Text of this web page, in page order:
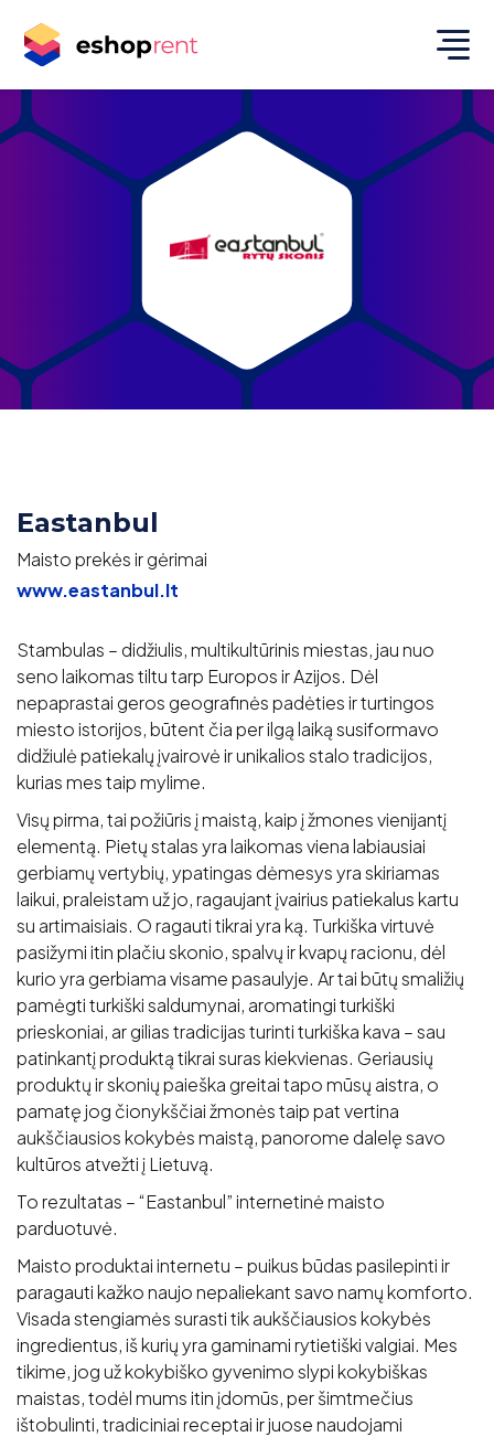
Eastanbul
Maisto prekės ir gėrimai
www.eastanbul.lt
Stambulas – didžiulis, multikultūrinis miestas, jau nuo
seno laikomas tiltu tarp Europos ir Azijos. Dėl
nepaprastai geros geografinės padėties ir turtingos
miesto istorijos, būtent čia per ilgą laiką susiformavo
didžiulė patiekalų įvairovė ir unikalios stalo tradicijos,
kurias mes taip mylime.
Visų pirma, tai požiūris į maistą, kaip į žmones vienijantį
elementą. Pietų stalas yra laikomas viena labiausiai
gerbiamų vertybių, ypatingas dėmesys yra skiriamas
laikui, praleistam už jo, ragaujant įvairius patiekalus kartu
su artimaisiais. O ragauti tikrai yra ką. Turkiška virtuvė
pasižymi itin plačiu skonio, spalvų ir kvapų racionu, dėl
kurio yra gerbiama visame pasaulyje. Ar tai būtų smaližių
pamėgti turkiški saldumynai, aromatingi turkiški
prieskoniai, ar gilias tradicijas turinti turkiška kava – sau
patinkantį produktą tikrai suras kiekvienas. Geriausių
produktų ir skonių paieška greitai tapo mūsų aistra, o
pamatę jog čionykščiai žmonės taip pat vertina
aukščiausios kokybės maistą, panorome dalelę savo
kultūros atvežti į Lietuvą.
To rezultatas – “Eastanbul” internetinė maisto
parduotuvė.
Maisto produktai internetu – puikus būdas pasilepinti ir
paragauti kažko naujo nepaliekant savo namų komforto.
Visada stengiamės surasti tik aukščiausios kokybės
ingredientus, iš kurių yra gaminami rytietiški valgiai. Mes
tikime, jog už kokybiško gyvenimo slypi kokybiškas
maistas, todėl mums itin įdomūs, per šimtmečius
ištobulinti, tradiciniai receptai ir juose naudojami